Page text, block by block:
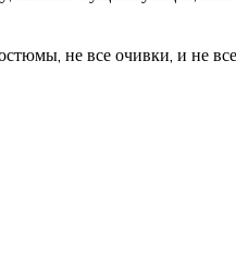
не все очивки, и не